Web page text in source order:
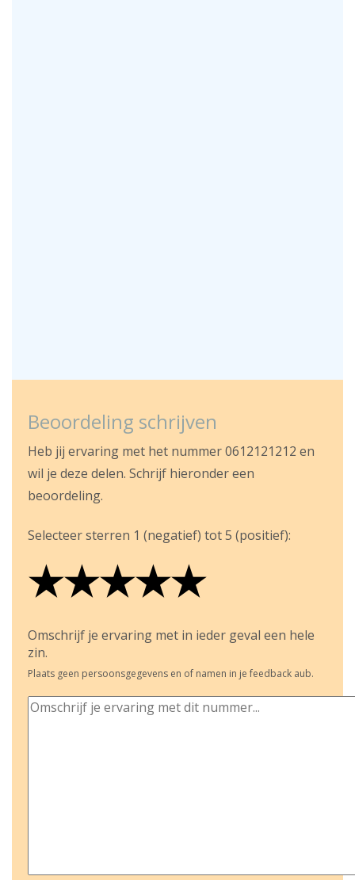
Beoordeling schrijven
Heb jij ervaring met het nummer 0612121212 en
wil je deze delen. Schrijf hieronder een
beoordeling.
Selecteer sterren 1 (negatief) tot 5 (positief):
★
★★
★★★
★★★★
★★★★★
Omschrijf je ervaring met in ieder geval een hele
zin.
Plaats geen persoonsgegevens en of namen in je feedback aub.